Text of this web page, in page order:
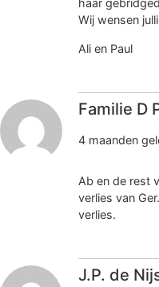
haar
Wij wensen
Ali en Paul
Familie D
4 maanden
Ab en de rest
verlies van
verlies.
J.P. de